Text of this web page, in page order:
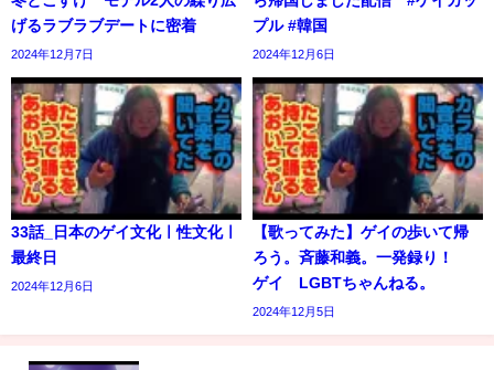
げるラブラブデートに密着
2024年12月7日
プル #韓国
2024年12月6日
33話_日本のゲイ文化ㅣ性文化ㅣ
最終日
2024年12月6日
【歌ってみた】ゲイの歩いて帰
ろう。斉藤和義。一発録り！
ゲイ LGBTちゃんねる。
2024年12月5日